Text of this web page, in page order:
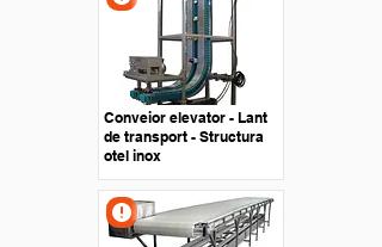
Conveior elevator - Lant
de transport - Structura
otel inox